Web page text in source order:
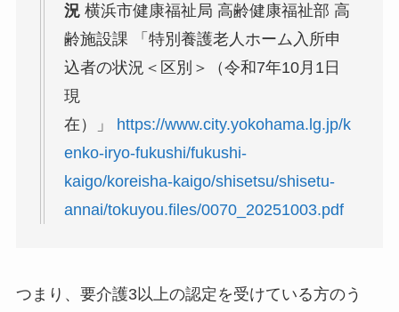
況横浜市健康福祉局 高齢健康福祉部 高
齢施設課 「特別養護老人ホーム入所申
込者の状況＜区別＞（令和7年10月1日
現
在）」 https://www.city.yokohama.lg.jp/k
enko-iryo-fukushi/fukushi-
kaigo/koreisha-kaigo/shisetsu/shisetu-
annai/tokuyou.files/0070_20251003.pdf
つまり、要介護3以上の認定を受けている方のう